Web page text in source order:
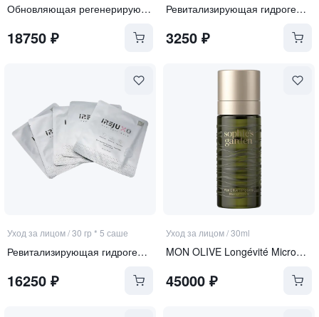
Обновляющая регенерирующая сыворотка со спикулами
18750 ₽
Ревитализирующая гидрогелевая маска с экзосомами и ПДРН
3250₽
Уход за лицом/30 гр * 5 саше
Ревитализирующая гидрогелевая маска с экзосомами и ПДРН
16250 ₽
Уход за лицом/30ml
MON OLIVE Longévité Microgel Sérum
45000₽